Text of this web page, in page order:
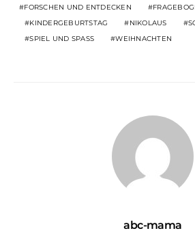
FORSCHEN UND ENTDECKEN
KINDERGEBURTSTAG
NIKOLAUS
SPIEL UND SPASS
WEIHNACHTEN
abc-mama